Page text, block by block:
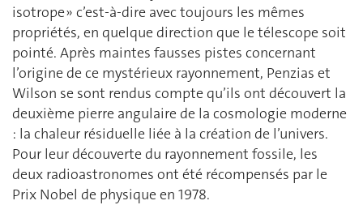
isotrope » c’est-à-dire avec toujours les mêmes
propriétés, en quelque direction que le télescope soit
pointé. Après maintes fausses pistes concernant
l’origine de ce mystérieux rayonnement, Penzias et
Wilson se sont rendus compte qu’ils ont découvert la
deuxième pierre angulaire de la cosmologie moderne
: la chaleur résiduelle liée à la création de l’univers.
Pour leur découverte du rayonnement fossile, les
deux radioastronomes ont été récompensés par le
Prix Nobel de physique en 1978.